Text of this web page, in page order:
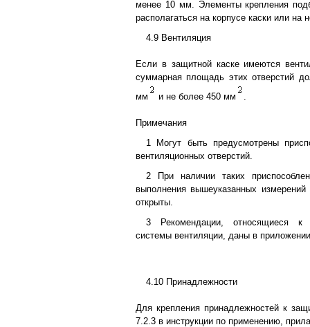
менее 10 мм. Элементы крепления
располагаться на корпусе каски или на
4.9 Вентиляция
Если в защитной каске имеются
суммарная площадь этих отверстий
мм
и не более 450 мм .
Примечания
1 Могут быть предусмотрены
вентиляционных отверстий.
2 При наличии таких
выполнения вышеуказанных
открыты.
3 Рекомендации, относящиеся к
системы вентиляции, даны в
4.10 Принадлежности
Для крепления принадлежностей к
7.2.3 в инструкции по применению,